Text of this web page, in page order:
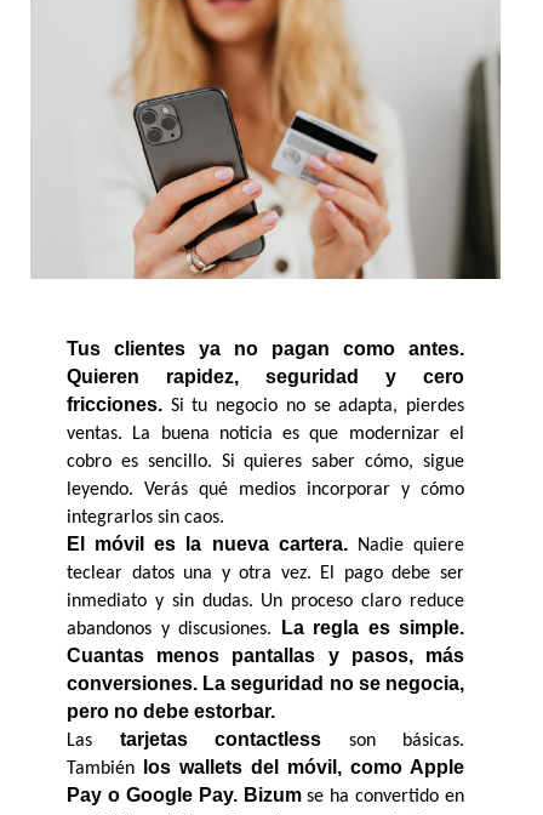
Tus clientes ya no pagan como antes.
Quieren rapidez, seguridad y cero
fricciones. Si tu negocio no se adapta, pierdes
ventas. La buena noticia es que modernizar el
cobro es sencillo. Si quieres saber cómo, sigue
leyendo. Verás qué medios incorporar y cómo
integrarlos sin caos.
El móvil es la nueva cartera. Nadie quiere
teclear datos una y otra vez. El pago debe ser
inmediato y sin dudas. Un proceso claro reduce
abandonos y discusiones. La regla es simple.
Cuantas menos pantallas y pasos, más
conversiones. La seguridad no se negocia,
pero no debe estorbar.
Las tarjetas contactless son básicas.
También los wallets del móvil, como Apple
Pay o Google Pay. Bizum se ha convertido en